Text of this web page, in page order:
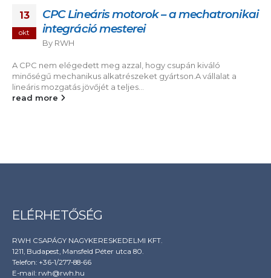
13
okt
CPC Lineáris motorok – a mechatronikai
integráció mesterei
By RWH
A CPC nem elégedett meg azzal, hogy csupán kiváló
minőségű mechanikus alkatrészeket gyártson.A vállalat a
lineáris mozgatás jövőjét a teljes...
read more
ELÉRHETŐSÉG
RWH CSAPÁGY NAGYKERESKEDELMI KFT.
1211, Budapest, Mansfeld Péter utca 80.
Telefon: +36-1/277-88-66
E-mail: rwh@rwh.hu